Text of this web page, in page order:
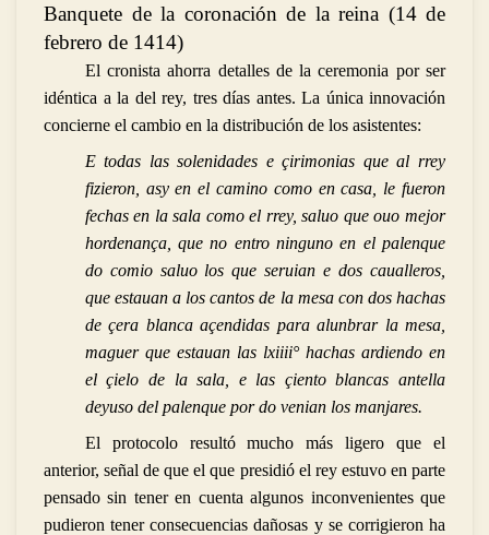
Banquete de la coronación de la reina (14 de
febrero de 1414)
El cronista ahorra detalles de la ceremonia por ser
idéntica a la del rey, tres días antes. La única innovación
concierne el cambio en la distribución de los asistentes:
E todas las solenidades e çirimonias que al rrey
fizieron, asy en el camino como en casa, le fueron
fechas en la sala como el rrey, saluo que ouo mejor
hordenança, que no entro ninguno en el palenque
do comio saluo los que seruian e dos caualleros,
que estauan a los cantos de la mesa con dos hachas
de çera blanca açendidas para alunbrar la mesa,
maguer que estauan las lxiiii° hachas ardiendo en
el çielo de la sala, e las çiento blancas antella
deyuso del palenque por do venian los manjares.
El protocolo resultó mucho más ligero que el
anterior, señal de que el que presidió el rey estuvo en parte
pensado sin tener en cuenta algunos inconvenientes que
pudieron tener consecuencias dañosas y se corrigieron ha